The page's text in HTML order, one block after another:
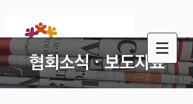
협회소식 · 보도자료